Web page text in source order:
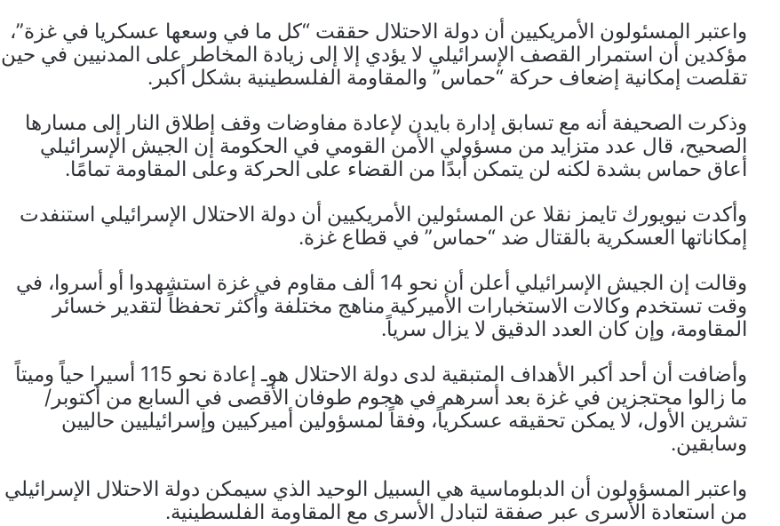
واعتبر المسئولون الأمريكيين أن دولة الاحتلال حققت “كل ما في وسعها عسكريا في غزة”،
مؤكدين أن استمرار القصف الإسرائيلي لا يؤدي إلا إلى زيادة المخاطر على المدنيين في حين
تقلصت إمكانية إضعاف حركة “حماس” والمقاومة الفلسطينية بشكل أكبر.
وذكرت الصحيفة أنه مع تسابق إدارة بايدن لإعادة مفاوضات وقف إطلاق النار إلى مسارها
الصحيح، قال عدد متزايد من مسؤولي الأمن القومي في الحكومة إن الجيش الإسرائيلي
أعاق حماس بشدة لكنه لن يتمكن أبدًا من القضاء على الحركة وعلى المقاومة تمامًا.
وأكدت نيويورك تايمز نقلا عن المسئولين الأمريكيين أن دولة الاحتلال الإسرائيلي استنفدت
إمكاناتها العسكرية بالقتال ضد “حماس” في قطاع غزة.
وقالت إن الجيش الإسرائيلي أعلن أن نحو 14 ألف مقاوم في غزة استشهدوا أو أسروا، في
وقت تستخدم وكالات الاستخبارات الأميركية مناهج مختلفة وأكثر تحفظاً لتقدير خسائر
المقاومة، وإن كان العدد الدقيق لا يزال سرياً.
وأضافت أن أحد أكبر الأهداف المتبقية لدى دولة الاحتلال هوـ إعادة نحو 115 أسيرا حياً وميتاً
ما زالوا محتجزين في غزة بعد أسرهم في هجوم طوفان الأقصى في السابع من أكتوبر/
تشرين الأول، لا يمكن تحقيقه عسكرياً، وفقاً لمسؤولين أميركيين وإسرائيليين حاليين
وسابقين.
واعتبر المسؤولون أن الدبلوماسية هي السبيل الوحيد الذي سيمكن دولة الاحتلال الإسرائيلي
من استعادة الأسرى عبر صفقة لتبادل الأسرى مع المقاومة الفلسطينية.